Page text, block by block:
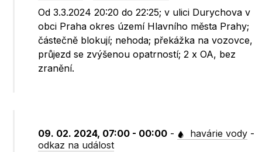
Od 3.3.2024 20:20 do 22:25; v ulici Durychova v
obci Praha okres území Hlavního města Prahy;
částečně blokují; nehoda; překážka na vozovce,
průjezd se zvýšenou opatrností; 2 x OA, bez
zranění.
09. 02. 2024, 07:00 - 00:00 - havárie vody -
odkaz na událost